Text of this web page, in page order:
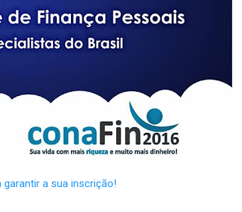
garantir a sua inscrição!